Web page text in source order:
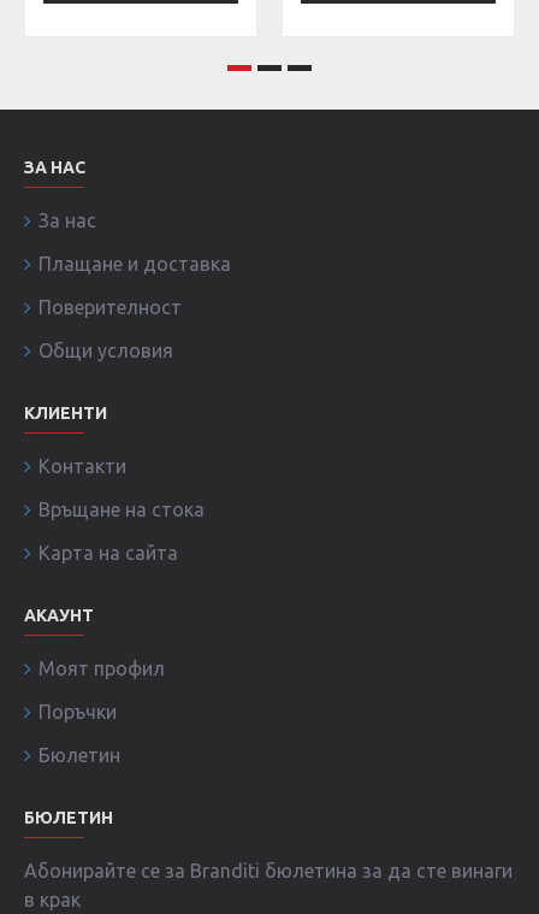
ЗА НАС
За нас
Плащане и доставка
Поверителност
Общи условия
КЛИЕНТИ
Контакти
Връщане на стока
Карта на сайта
АКАУНТ
Моят профил
Поръчки
Бюлетин
БЮЛЕТИН
Абонирайте се за Branditi бюлетина за да сте винаги
в крак